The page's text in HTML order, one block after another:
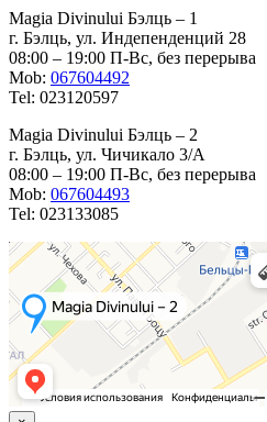
Magia Divinului Бэлць – 1
г. Бэлць, ул. Индепенденций 28
08:00 – 19:00 П-Вс, без перерыва
Mob: 067604492
Tel: 023120597
Magia Divinului Бэлць – 2
г. Бэлць, ул. Чичикало 3/A
08:00 – 19:00 П-Вс, без перерыва
Mob: 067604493
Tel: 023133085